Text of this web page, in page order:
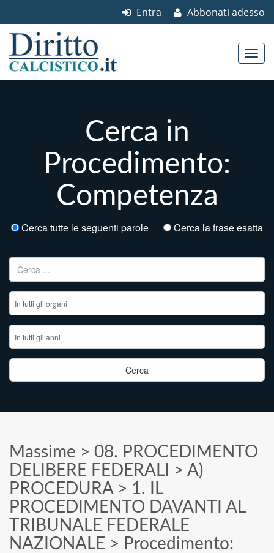
Abbonati adesso
Entra
Cerca in
Procedimento:
Competenza
Cerca tutte le seguenti parole Cerca la frase esatta
Ricerca per:
Massime > 08. PROCEDIMENTO
DELIBERE FEDERALI
> A)
PROCEDURA> 1. IL
PROCEDIMENTO DAVANTI AL
TRIBUNALE FEDERALE
NAZIONALE > Procedimento: